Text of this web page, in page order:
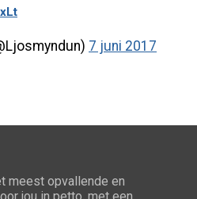
7 juni 2017
meest opvallende en